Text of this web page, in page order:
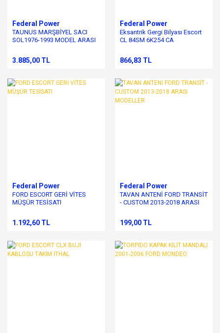
Federal Power
TAUNUS MARŞBİYEL SACI
SOL1976-1993 MODEL ARASI
3.885,00 TL
Federal Power
Eksantrik Gergi Bilyası Escort
CL 84SM 6K254 CA
866,83 TL
Federal Power
FORD ESCORT GERİ VİTES
MÜŞÜR TESİSATI
1.192,60 TL
Federal Power
TAVAN ANTENİ FORD TRANSİT
- CUSTOM 2013-2018 ARASI
199,00 TL